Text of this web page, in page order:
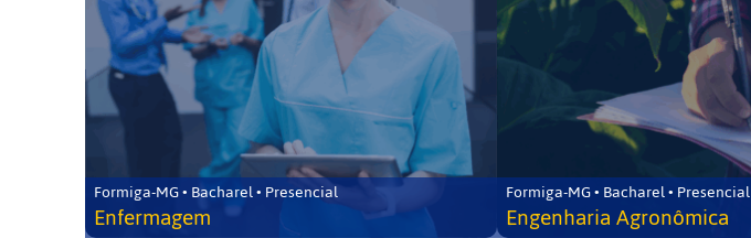
Formiga-MG • Bacharel • Presencial
Enfermagem
Formiga-MG • Bacharel • Presencial
Engenharia Agronômica